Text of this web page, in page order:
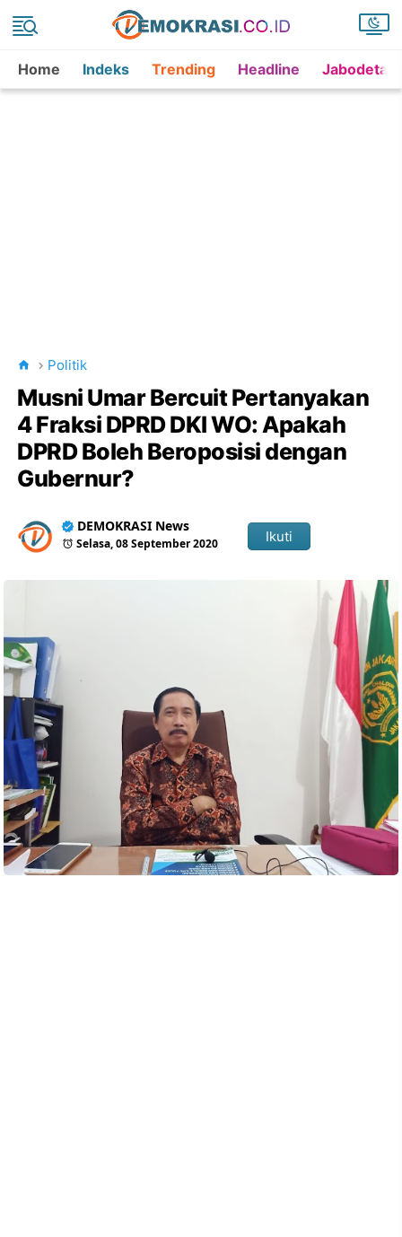
Home Indeks Trending Headline
Politik
Musni Umar Bercuit Pertanyakan
4 Fraksi DPRD DKI WO: Apakah
DPRD Boleh Beroposisi dengan
Gubernur?
DEMOKRASI News
Selasa, 08 September 2020 Ikuti